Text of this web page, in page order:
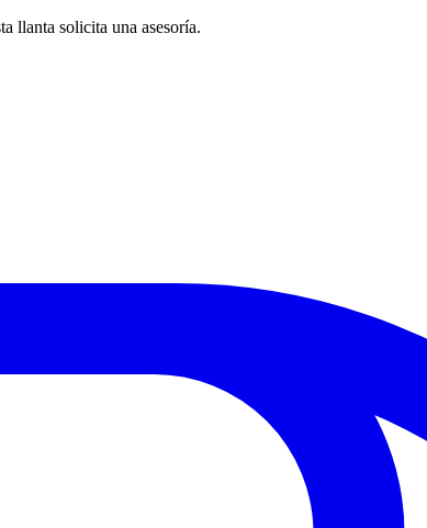
llanta solicita una asesoría.